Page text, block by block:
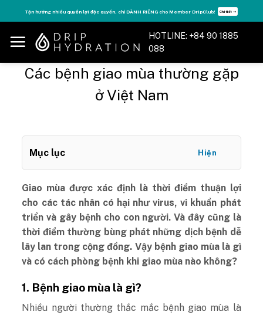
to
content
Tận hưởng nhiều quyền lợi độc quyền, chỉ DÀNH RIÊNG cho Member DripClub! Chi tiết ➝
HOTLINE: +84 90 1885
088
Các bệnh giao mùa thường gặp
ở Việt Nam
Mục lục Hiện
Giao mùa được xác định là thời điểm thuận lợi
cho các tác nhân có hại như virus, vi khuẩn phát
triển và gây bệnh cho con người. Và đây cũng là
thời điểm thường bùng phát những dịch bệnh dễ
lây lan trong cộng đồng. Vậy bệnh giao mùa là gì
và có cách phòng bệnh khi giao mùa nào không?
1. Bệnh giao mùa là gì?
Nhiều người thường thắc mắc bệnh giao mùa là